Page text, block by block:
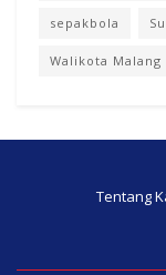
sepakbola
Walikota Malang
Tentang